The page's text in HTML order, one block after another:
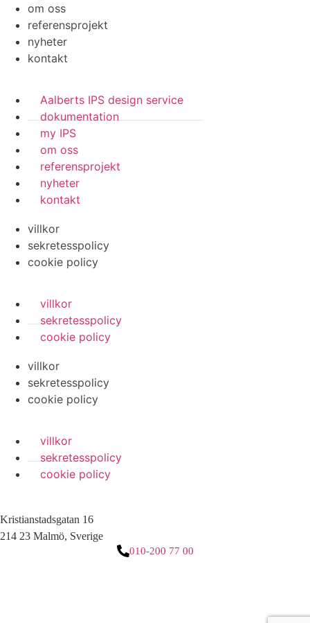
om oss
referensprojekt
nyheter
kontakt
Aalberts IPS design service
dokumentation
my IPS
om oss
referensprojekt
nyheter
kontakt
villkor
sekretesspolicy
cookie policy
villkor
sekretesspolicy
cookie policy
villkor
sekretesspolicy
cookie policy
villkor
sekretesspolicy
cookie policy
Kristianstadsgatan 16
214 23 Malmö, Sverige
010-200 77 00